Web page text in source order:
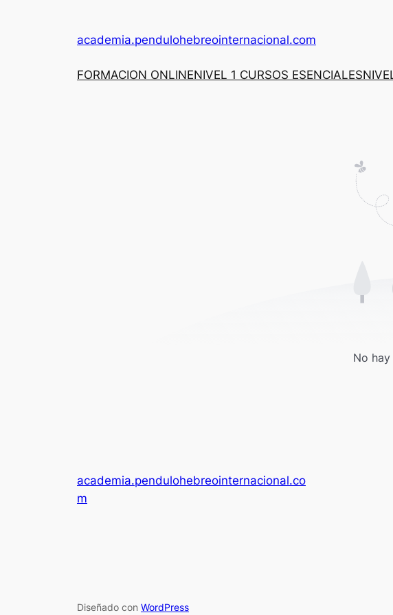
academia.pendulohebreointernacional.com
FORMACION ONLINENIVEL 1 CURSOS ESENCIALES
No
academia.pendulohebreointernacional.co
m
Diseñado con WordPress